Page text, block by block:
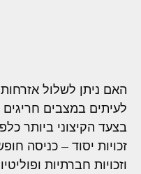
האם ניתן לשלול
לעיתים במצבים
בצעד הקיצוני ביותר
זכויות יסוד – כניסה
וזכויות חברתיות